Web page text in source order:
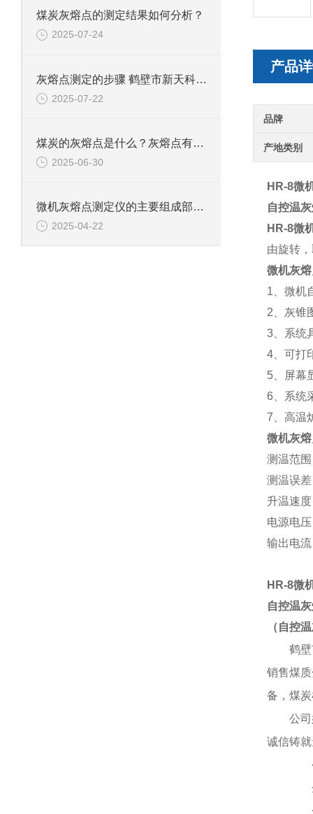
产品
品牌
产地类别
HR-8微
自控温
HR-8微
由旋转，
微机灰
1、微机
2、灰锥
3、系统
4、可打
5、屏幕
6、系统
7、高温
微机灰
测温范
测温误
升温速
电源电
输出电
HR-8微
自控温
（自控
鹤
销售煤
备，煤炭
公
诚信铸
公
企
企
煤炭灰熔点的测定结果如何分析？
2025-07-24
灰熔点测定的步骤 鹤壁市新天科专业煤质检测
2025-07-22
煤炭的灰熔点是什么？灰熔点有哪些特征？
2025-06-30
微机灰熔点测定仪的主要组成部件功能特点介绍
2025-04-22